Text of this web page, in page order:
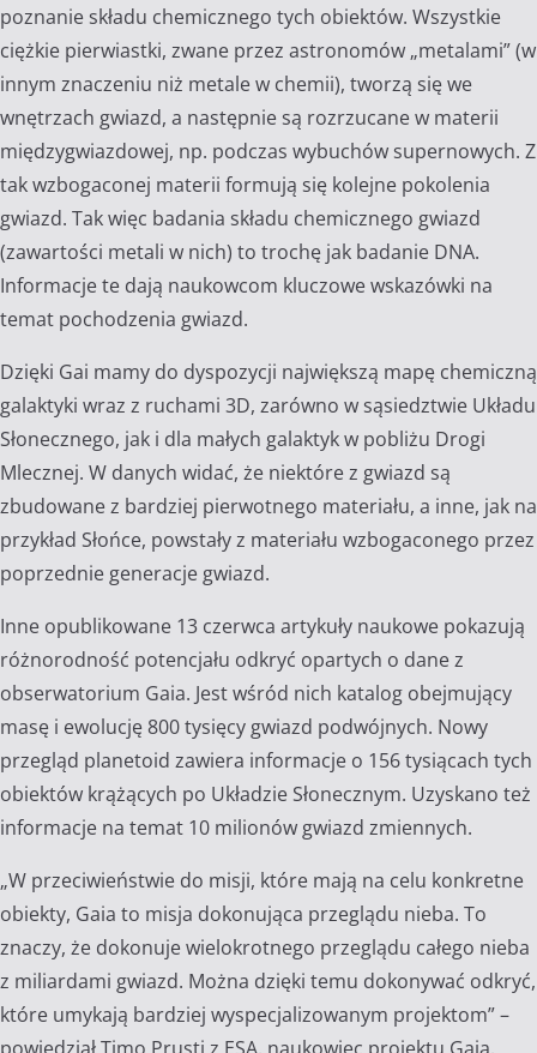
poznanie składu chemicznego tych obiektów. Wszystkie
ciężkie pierwiastki, zwane przez astronomów „metalami” (w
innym znaczeniu niż metale w chemii), tworzą się we
wnętrzach gwiazd, a następnie są rozrzucane w materii
międzygwiazdowej, np. podczas wybuchów supernowych. Z
tak wzbogaconej materii formują się kolejne pokolenia
gwiazd. Tak więc badania składu chemicznego gwiazd
(zawartości metali w nich) to trochę jak badanie DNA.
Informacje te dają naukowcom kluczowe wskazówki na
temat pochodzenia gwiazd.
Dzięki Gai mamy do dyspozycji największą mapę chemiczną
galaktyki wraz z ruchami 3D, zarówno w sąsiedztwie Układu
Słonecznego, jak i dla małych galaktyk w pobliżu Drogi
Mlecznej. W danych widać, że niektóre z gwiazd są
zbudowane z bardziej pierwotnego materiału, a inne, jak na
przykład Słońce, powstały z materiału wzbogaconego przez
poprzednie generacje gwiazd.
Inne opublikowane 13 czerwca artykuły naukowe pokazują
różnorodność potencjału odkryć opartych o dane z
obserwatorium Gaia. Jest wśród nich katalog obejmujący
masę i ewolucję 800 tysięcy gwiazd podwójnych. Nowy
przegląd planetoid zawiera informacje o 156 tysiącach tych
obiektów krążących po Układzie Słonecznym. Uzyskano też
informacje na temat 10 milionów gwiazd zmiennych.
„W przeciwieństwie do misji, które mają na celu konkretne
obiekty, Gaia to misja dokonująca przeglądu nieba. To
znaczy, że dokonuje wielokrotnego przeglądu całego nieba
z miliardami gwiazd. Można dzięki temu dokonywać odkryć,
które umykają bardziej wyspecjalizowanym projektom” –